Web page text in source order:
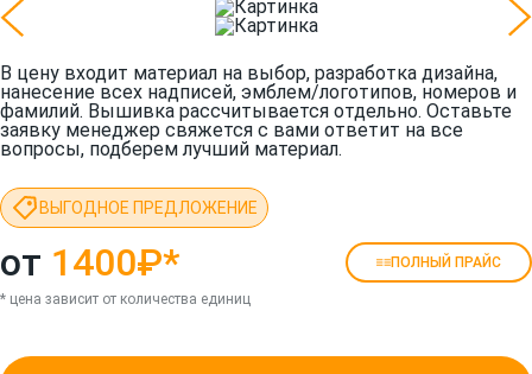
В цену входит материал на выбор, разработка дизайна,
нанесение всех надписей, эмблем/логотипов, номеров и
фамилий. Вышивка рассчитывается отдельно. Оставьте
заявку менеджер свяжется с вами ответит на все
вопросы, подберем лучший материал.
ВЫГОДНОЕ ПРЕДЛОЖЕНИЕ
от 1400₽* ПОЛНЫЙ ПРАЙС
* цена зависит от количества единиц